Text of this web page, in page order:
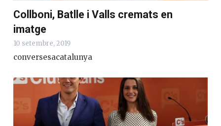
Collboni, Batlle i Valls cremats en
imatge
10 setembre, 2019
conversesacatalunya